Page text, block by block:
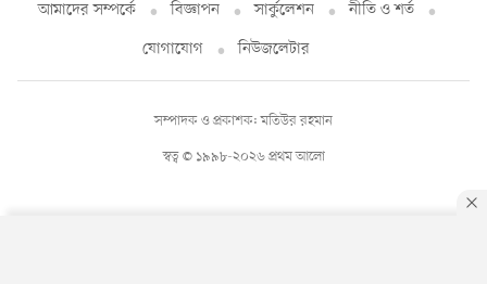
আমাদের সম্পর্কে বিজ্ঞাপন সার্কুলেশন
নীতি ও শর্ত
যোগাযোগ
নিউজলেটার
স্বত্ব © ১৯৯৮-২০২৬ প্রথম আলো
সম্পাদক ও প্রকাশক: মতিউর রহমান